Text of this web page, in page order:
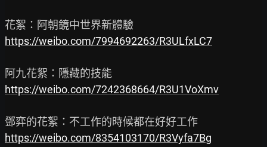
https://weibo.com/7994692263/R3ULfxLC7
https://weibo.com/7242368664/R3U1VoXmv
https://weibo.com/8354103170/R3Vyfa7Bg